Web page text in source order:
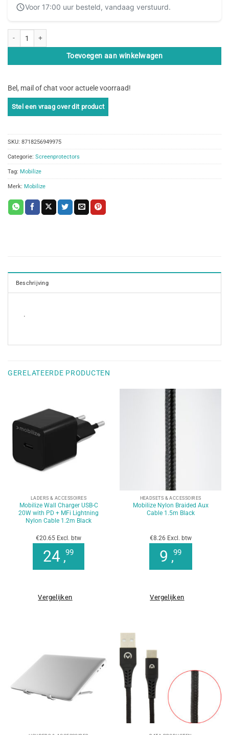
Voor 17:00 uur besteld, vandaag verstuurd.
Toevoegen aan winkelwagen
Bel, mail of chat voor actuele voorraad!
SKU: 8718256949975
Categorie: Screenprotectors
Tag: Mobilize
Merk: Mobilize
Beschrijving
.
GERELATEERDE PRODUCTEN
LADERS & ACCESSOIRES
Mobilize Wall Charger USB-C
20W with PD + MFi Lightning
Nylon Cable 1.2m Black
€20.65 Excl. btw
24 ,99
Vergelijken
HEADSETS & ACCESSOIRES
Mobilize Nylon Braided Aux
Cable 1.5m Black
€8.26 Excl. btw
9 ,99
Vergelijken